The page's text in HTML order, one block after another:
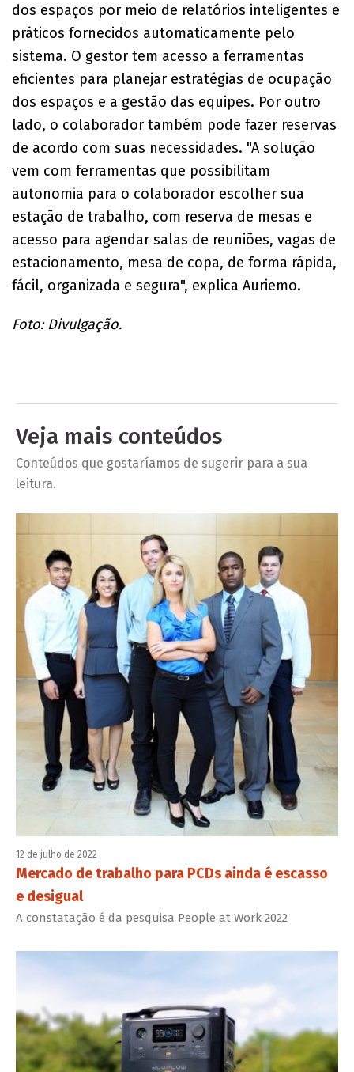
dos espaços por meio de relatórios inteligentes e
práticos fornecidos automaticamente pelo
sistema. O gestor tem acesso a ferramentas
eficientes para planejar estratégias de ocupação
dos espaços e a gestão das equipes. Por outro
lado, o colaborador também pode fazer reservas
de acordo com suas necessidades. "A solução
vem com ferramentas que possibilitam
autonomia para o colaborador escolher sua
estação de trabalho, com reserva de mesas e
acesso para agendar salas de reuniões, vagas de
estacionamento, mesa de copa, de forma rápida,
fácil, organizada e segura", explica Auriemo.
Foto: Divulgação.
Veja mais conteúdos
Conteúdos que gostaríamos de sugerir para a sua
leitura.
12 de julho de 2022
Mercado de trabalho para PCDs ainda é escasso
e desigual
A constatação é da pesquisa People at Work 2022